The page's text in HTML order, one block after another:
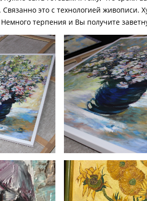
Связанно это с технологией
терпения и Вы получите